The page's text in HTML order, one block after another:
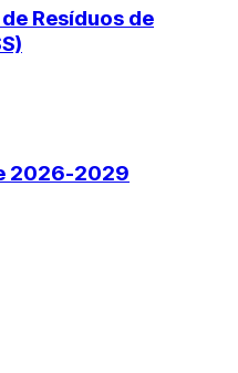
Resíduos de
2026-2029